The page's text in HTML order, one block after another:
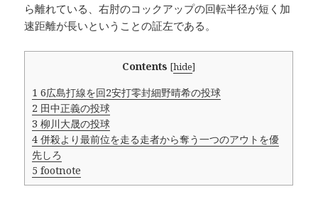
ら離れている、右肘のコックアップの回転半径が短く加
速距離が長いということの証左である。
Contents [hide]
1 6広島打線を回2安打零封細野晴希の投球
2 田中正義の投球
3 柳川大晟の投球
4 併殺より最前位を走る走者から奪う一つのアウトを優
先しろ
5 footnote